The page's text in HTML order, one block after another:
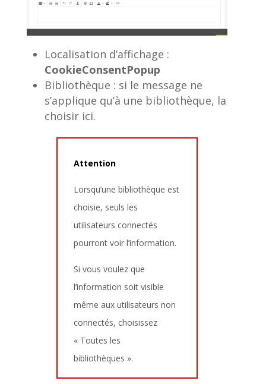
Localisation d’affichage :
CookieConsentPopup
Bibliothèque : si le message ne
s’applique qu’à une bibliothèque, la
choisir ici.
Attention
Lorsqu’une bibliothèque est
choisie, seuls les
utilisateurs connectés
pourront voir l’information.
Si vous voulez que
l’information soit visible
même aux utilisateurs non
connectés, choisissez
« Toutes les
bibliothèques ».